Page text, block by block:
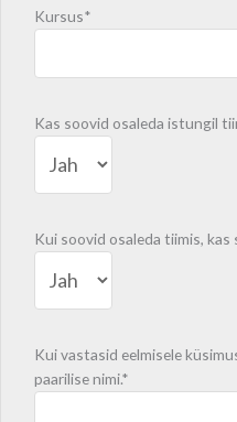
Kursus*
Kas soovid osaleda istungil
Kui soovid osaleda tiimis, kas
Kui vastasid eelmisele
paarilise nimi.*